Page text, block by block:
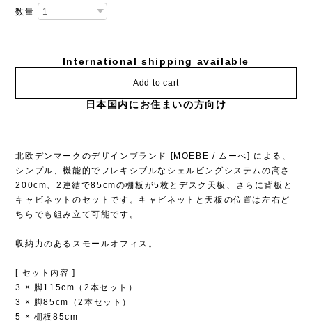
数量
International shipping available
Add to cart
日本国内にお住まいの方向け
北欧デンマークのデザインブランド [MOEBE / ムーべ] による、
シンプル、機能的でフレキシブルなシェルビングシステムの高さ
200cm、2連結で85cmの棚板が5枚とデスク天板、さらに背板と
キャビネットのセットです。キャビネットと天板の位置は左右ど
ちらでも組み立て可能です。
収納力のあるスモールオフィス。
[ セット内容 ]
3 × 脚115cm（2本セット）
3 × 脚85cm（2本セット）
5 × 棚板85cm